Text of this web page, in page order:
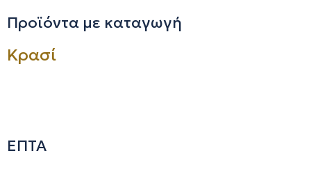
Προϊόντα με καταγωγή
Κρασί
ΕΠΤΑ